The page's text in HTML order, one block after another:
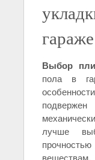
гараже
Выбор
пола в
лучше
веществам.